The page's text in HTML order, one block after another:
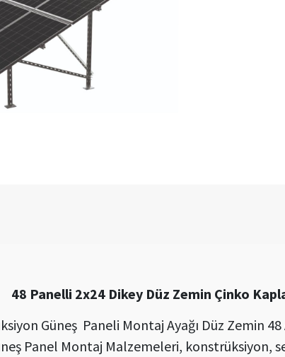
48 Panelli 2x24 Dikey Düz Zemin Çinko
Güneş Paneli Montaj Ayağı Düz Zemin
Panel Montaj Malzemeleri, konstrüksiyon,